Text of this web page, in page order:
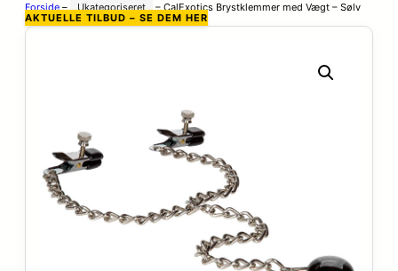
Forside– Ukategoriseret –CalExotics Brystklemmer med Vægt – Sølv
AKTUELLE TILBUD – SE DEM HER